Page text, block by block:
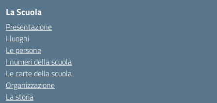
La Scuola
Presentazione
I luoghi
Le persone
I numeri della scuola
Le carte della scuola
Organizzazione
La storia